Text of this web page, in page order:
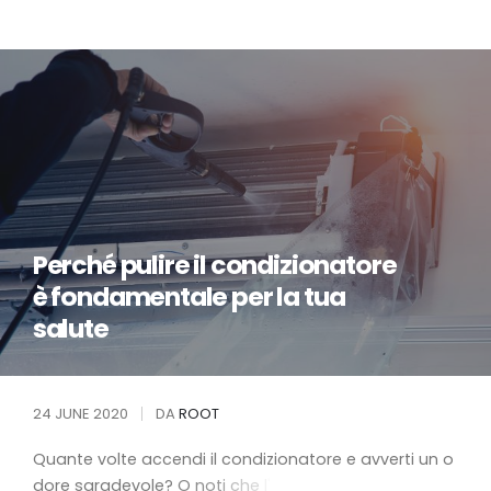
Perché pulire il condizionatore
è fondamentale per la tua
salute
24 JUNE 2020 DA ROOT
Quante volte accendi il condizionatore e avverti un o
dore sgradevole? O noti che